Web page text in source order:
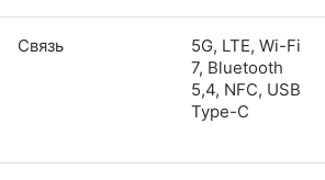
Связь
5G, LTE, Wi-Fi
7, Bluetooth
5,4, NFC, USB
Type-C